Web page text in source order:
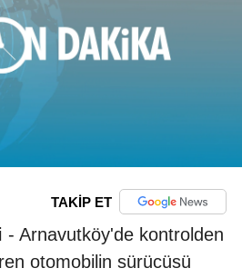
TAKİP ET
- Arnavutköy'de kontrolden
otomobilin sürücüsü